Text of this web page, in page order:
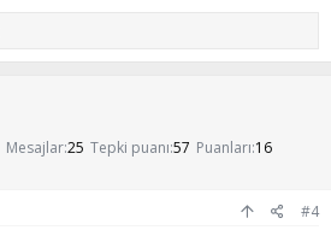
Mesajlar25 Tepki puanı 57 Puanları 16
#4